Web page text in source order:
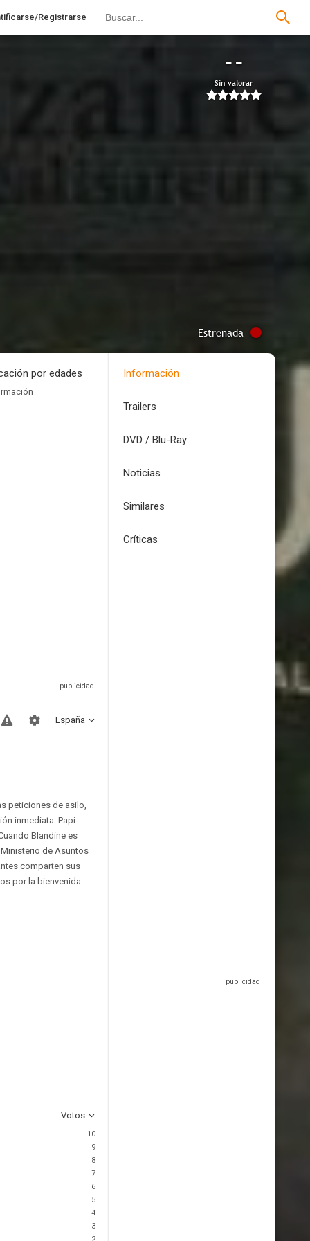
Registrarse
--
Sin valorar
Estrenada
por edades
España
peticiones de asilo,
inmediata. Papi
Blandine es
de Asuntos
comparten sus
por la bienvenida
Votos
10
9
8
7
6
5
4
3
Información
Trailers
DVD / Blu-Ray
Noticias
Similares
Críticas